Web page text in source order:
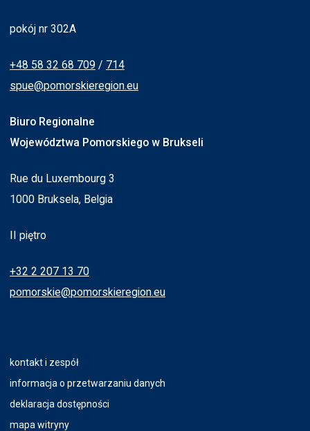
pokój nr 302A
+48 58 32 68 709 / 714
spue@pomorskieregion.eu
Biuro Regionalne
Województwa Pomorskiego w Brukseli
Rue du Luxembourg 3
1000 Bruksela, Belgia
II piętro
+32 2 207 13 70
pomorskie@pomorskieregion.eu
kontakt i zespół
informacja o przetwarzaniu danych
deklaracja dostępności
mapa witryny